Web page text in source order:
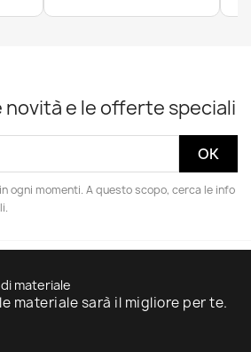
novità e le offerte speciali
ogni momenti. A questo scopo, cerca le info
materiale
materiale sarà il migliore per te.